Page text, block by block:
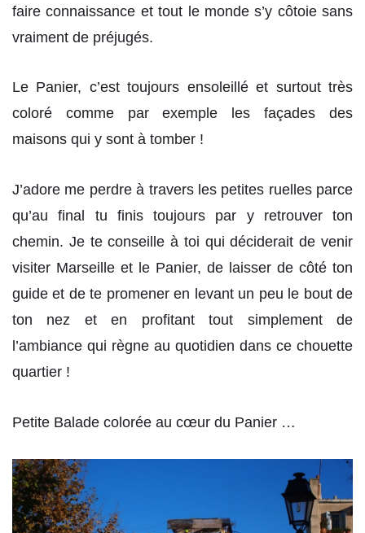
faire connaissance et tout le monde s’y côtoie sans
vraiment de préjugés.
Le Panier, c’est toujours ensoleillé et surtout très
coloré comme par exemple les façades des
maisons qui y sont à tomber !
J’adore me perdre à travers les petites ruelles parce
qu’au final tu finis toujours par y retrouver ton
chemin. Je te conseille à toi qui déciderait de venir
visiter Marseille et le Panier, de laisser de côté ton
guide et de te promener en levant un peu le bout de
ton nez et en profitant tout simplement de
l’ambiance qui règne au quotidien dans ce chouette
quartier !
Petite Balade colorée au cœur du Panier …